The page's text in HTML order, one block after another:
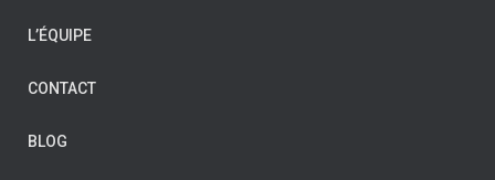
L’ÉQUIPE
CONTACT
BLOG